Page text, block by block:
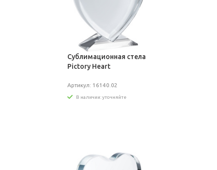
Сублимационная стела
Pictory Heart
Артикул: 16140.02
В наличии: уточняйте